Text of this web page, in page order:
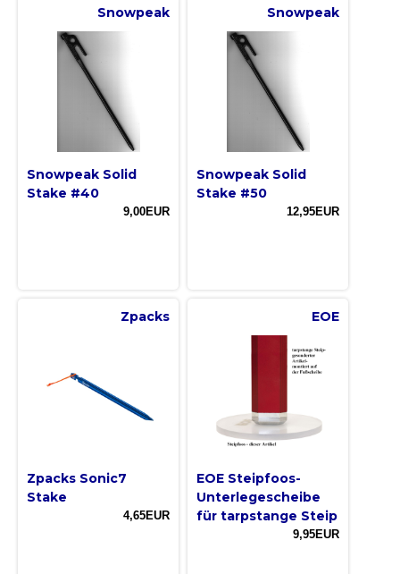
Snowpeak
Snowpeak Solid
Stake #40
9,00EUR
Snowpeak
Snowpeak Solid
Stake #50
12,95EUR
Zpacks
Zpacks Sonic7
Stake
4,65EUR
EOE
EOE Steipfoos-
Unterlegescheibe
für tarpstange Steip
9,95EUR